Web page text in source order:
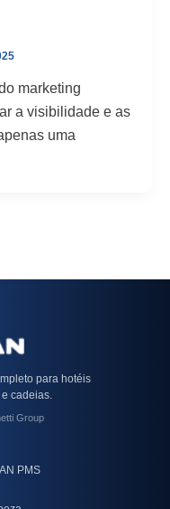
marketing
a visibilidade e as
uma
para hotéis
cadeias.
Group
PMS